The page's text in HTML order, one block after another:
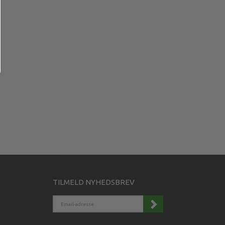
TILMELD NYHEDSBREV
ADRESSE